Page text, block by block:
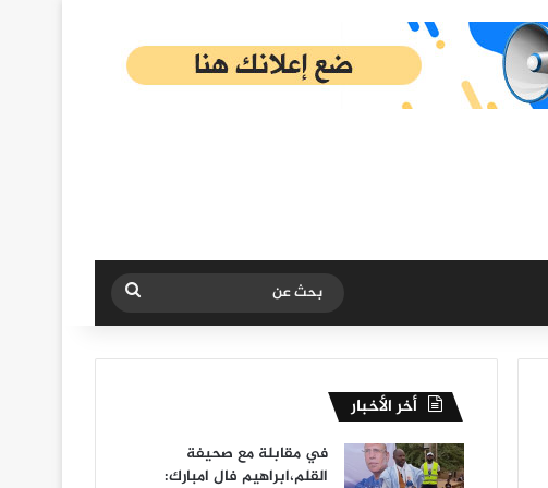
بحث
عن
أخر الأخبار
في مقابلة مع صحيفة
القلم،ابراهيم فال امبارك: